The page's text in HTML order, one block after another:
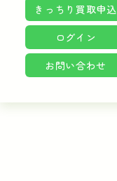
きっちり買取申込
ログイン
お問い合わせ